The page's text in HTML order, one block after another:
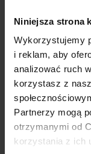
Niniejsza strona
Wykorzystujemy
i reklam, aby
analizować ruch
korzystasz z
Partnerzy mogą
otrzymanymi od
korzystania z ich
Możliwość prania w
Można suszyć w
Okrągły dekolt
GRAMATURA I SKŁAD
CERTYFIKATY
TECHNIKI ZDOBIENIA
WIELKOŚĆ
W:
WGRAJ GRAFIKĘ
UWAGI